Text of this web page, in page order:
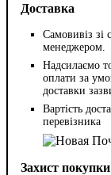
Доставка
Самовивіз зі
менеджером.
Надсилаємо
оплати за
доставки
Вартість
перевізника
Захист покупки